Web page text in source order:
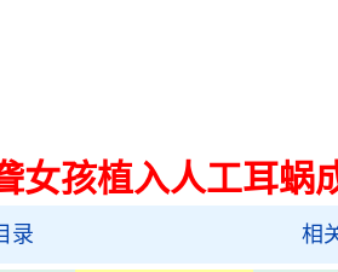
女孩植入人工耳蜗
录 相